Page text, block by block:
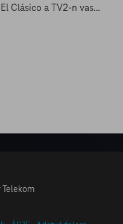
El Clásico a TV2-n vasárnap este